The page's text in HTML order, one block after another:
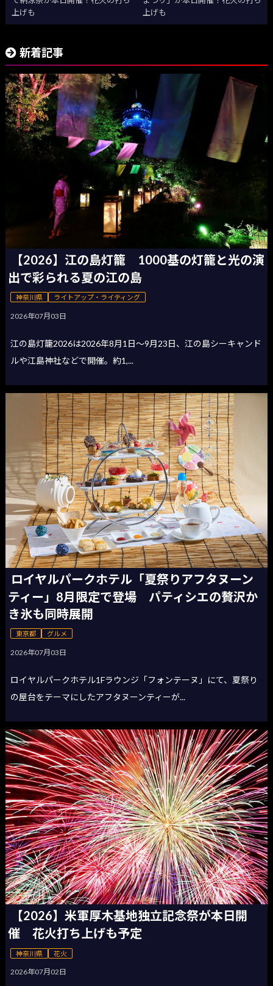
上げも
上げも
新着記事
【2026】江の島灯籠 1000基の灯籠と光の演
出で彩られる夏の江の島
神奈川県 ライトアップ・ライティング
2026年07月03日
江の島灯籠2026は2026年8月1日〜9月23日、江の島シーキャンド
ルや江島神社などで開催。約1,...
ロイヤルパークホテル「夏祭りアフタヌーン
ティー」8月限定で登場 パティシエの贅沢か
き氷も同時展開
東京都 グルメ
2026年07月03日
ロイヤルパークホテル1Fラウンジ「フォンテーヌ」にて、夏祭り
の屋台をテーマにしたアフタヌーンティーが...
【2026】米軍厚木基地独立記念祭が本日開
催 花火打ち上げも予定
神奈川県 花火
2026年07月02日